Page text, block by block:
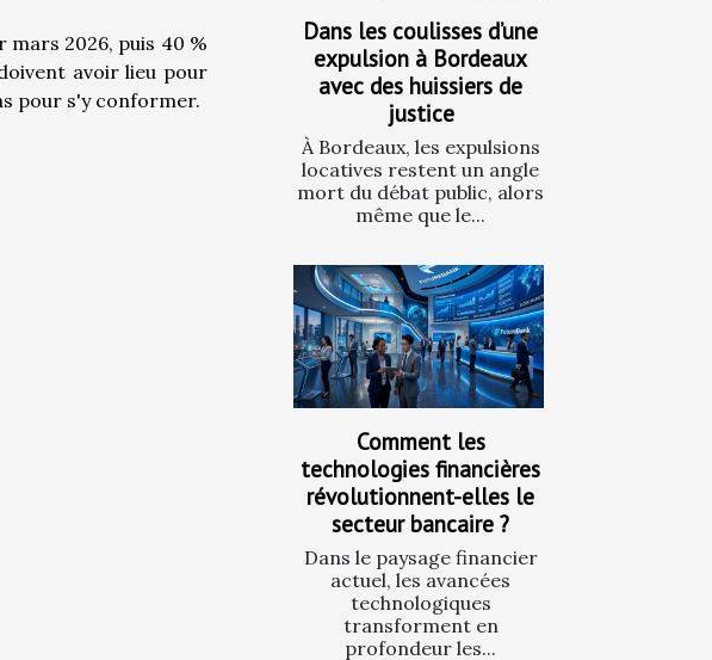
2026, puis 40 %
avoir lieu pour
pour s'y conformer.
Dans les coulisses d’une
expulsion à Bordeaux
avec des huissiers de
justice
À Bordeaux, les expulsions
locatives restent un angle
mort du débat public, alors
même que le...
Comment les
technologies financières
révolutionnent-elles le
secteur bancaire ?
Dans le paysage financier
actuel, les avancées
technologiques
transforment en
profondeur les...